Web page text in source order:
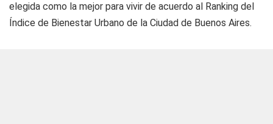
elegida como la mejor para vivir de acuerdo al Ranking del
Índice de Bienestar Urbano de la Ciudad de Buenos Aires.